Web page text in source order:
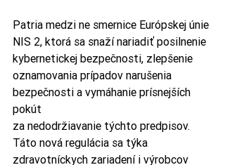
Patria medzi ne smernice Európskej únie
NIS 2, ktorá sa snaží nariadiť posilnenie
kybernetickej bezpečnosti, zlepšenie
oznamovania prípadov narušenia
bezpečnosti a vymáhanie prísnejších
pokút
za nedodržiavanie týchto predpisov.
Táto nová regulácia sa týka
zdravotníckych zariadení i výrobcov